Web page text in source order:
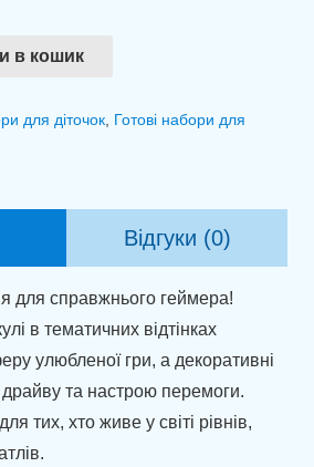
в кошик
для діточок, Готові набори для
Відгуки (0)
для справжнього геймера!
в тематичних відтінках
улюбленої гри, а декоративні
та настрою перемоги.
тих, хто живе у світі рівнів,